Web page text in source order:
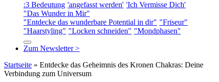
:3 Bedeutung 'angefasst werden' 'Ich Vermisse Dich'
"Das Wunder in Mir"
"Entdecke das wunderbare Potential in dir" "Friseur"
"Haarstyling" "Locken schneiden" "Mondphasen"
Zum Newsletter >
Startseite » Entdecke das Geheimnis des Kronen Chakras: Deine
Verbindung zum Universum